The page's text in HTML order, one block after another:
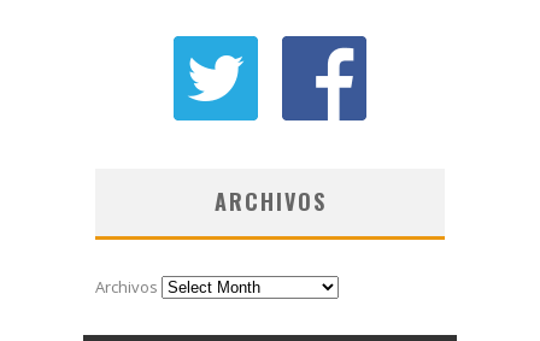
ARCHIVOS
Archivos